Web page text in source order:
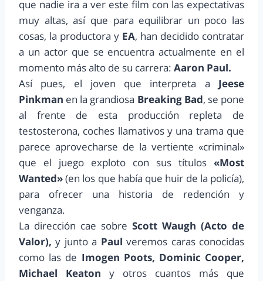
que nadie ira a ver este film con las expectativas
muy altas, así que para equilibrar un poco las
cosas, la productora y EA, han decidido contratar
a un actor que se encuentra actualmente en el
momento más alto de su carrera: Aaron Paul.
Así pues, el joven que interpreta a Jeese
Pinkman en la grandiosa Breaking Bad, se pone
al frente de esta producción repleta de
testosterona, coches llamativos y una trama que
parece aprovecharse de la vertiente «criminal»
que el juego exploto con sus títulos «Most
Wanted»(en los que había que huir de la policía),
para ofrecer una historia de redención y
venganza.
La dirección cae sobre Scott Waugh (Acto de
Valor), y junto a Paul veremos caras conocidas
como las de Imogen Poots, Dominic Cooper,
Michael Keaton y otros cuantos más que